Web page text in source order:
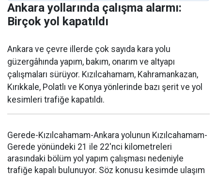
Ankara yollarında çalışma alarmı:
Birçok yol kapatıldı
Ankara ve çevre illerde çok sayıda kara yolu
güzergâhında yapım, bakım, onarım ve altyapı
çalışmaları sürüyor. Kızılcahamam, Kahramankazan,
Kırıkkale, Polatlı ve Konya yönlerinde bazı şerit ve yol
kesimleri trafiğe kapatıldı.
Gerede-Kızılcahamam-Ankara yolunun Kızılcahamam-
Gerede yönündeki 21 ile 22'nci kilometreleri
arasındaki bölüm yol yapım çalışması nedeniyle
trafiğe kapalı bulunuyor. Söz konusu kesimde ulaşım